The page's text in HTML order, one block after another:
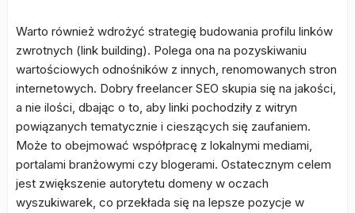
Warto również wdrożyć strategię budowania profilu linków
zwrotnych (link building). Polega ona na pozyskiwaniu
wartościowych odnośników z innych, renomowanych stron
internetowych. Dobry freelancer SEO skupia się na jakości,
a nie ilości, dbając o to, aby linki pochodziły z witryn
powiązanych tematycznie i cieszących się zaufaniem.
Może to obejmować współpracę z lokalnymi mediami,
portalami branżowymi czy blogerami. Ostatecznym celem
jest zwiększenie autorytetu domeny w oczach
wyszukiwarek, co przekłada się na lepsze pozycje w